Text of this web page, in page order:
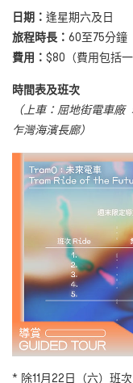
日期： 逢星期六及日
旅程時長： 60至75分鐘
費用： $80（費用包括一
時間表及班次
（上車：屈地街電車廠
乍灣海濱長廊）
* 除11月22日（六）班